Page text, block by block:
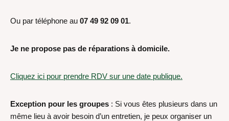
Ou par téléphone au 07 49 92 09 01.
Je ne propose pas de réparations à domicile.
Cliquez ici pour prendre RDV sur une date publique.
Exception pour les groupes : Si vous êtes plusieurs dans un
même lieu à avoir besoin d’un entretien, je peux organiser un